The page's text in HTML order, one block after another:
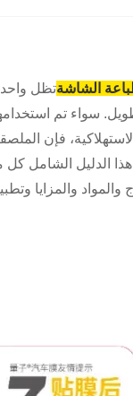
الشاشةتظل
سواء تم
فإن
الدليل الشامل كل
والمواد والمزايا